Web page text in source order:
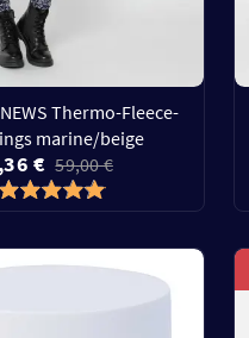
Thermo-Fleece-
marine/beige
€ 59,00 €